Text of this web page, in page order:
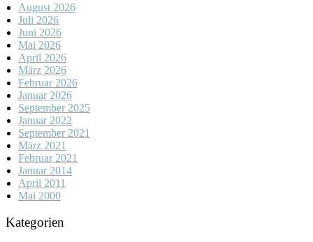
August 2026
Juli 2026
Juni 2026
Mai 2026
April 2026
März 2026
Februar 2026
Januar 2026
September 2025
Januar 2022
September 2021
März 2021
Februar 2021
Januar 2014
April 2011
Mai 2000
Kategorien